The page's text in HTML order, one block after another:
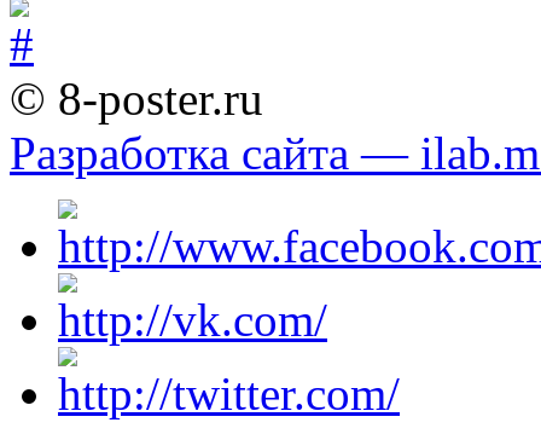
© 8-poster.ru
Разработка сайта —